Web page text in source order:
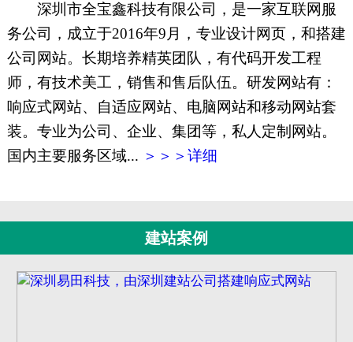
深圳市全宝鑫科技有限公司，是一家互联网服
务公司，成立于2016年9月，专业设计网页，和搭建
公司网站。长期培养精英团队，有代码开发工程
师，有技术美工，销售和售后队伍。研发网站有：
响应式网站、自适应网站、电脑网站和移动网站套
装。专业为公司、企业、集团等，私人定制网站。
国内主要服务区域... ＞＞＞详细
建站案例